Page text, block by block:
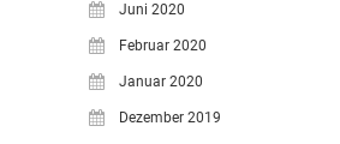
Juni 2020
Februar 2020
Januar 2020
Dezember 2019